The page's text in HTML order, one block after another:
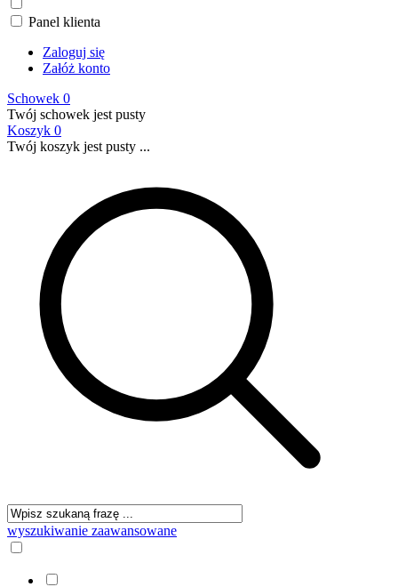
Panel klienta
Zaloguj się
Załóż konto
Schowek 0
Twój schowek jest pusty
Koszyk 0
Twój koszyk jest pusty ...
wyszukiwanie zaawansowane